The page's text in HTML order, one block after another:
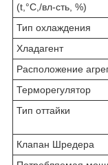
(t,°C,/вл-сть, %)
Тип охлаждения
Хладагент
Расположение
Терморегулятор
Тип оттайки
Клапан Шредера